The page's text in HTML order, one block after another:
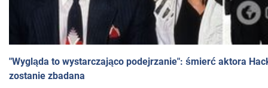
"Wygląda to wystarczająco podejrzanie": śmierć aktora
zostanie zbadana